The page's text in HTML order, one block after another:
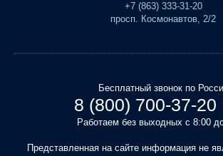
+7 (863) 333-31-20
просп. Космонавтов, 2/2
Бесплатный звонок по
8 (800) 700-37-20
Работаем без выходных с 8:00
Представленная на сайте информация не